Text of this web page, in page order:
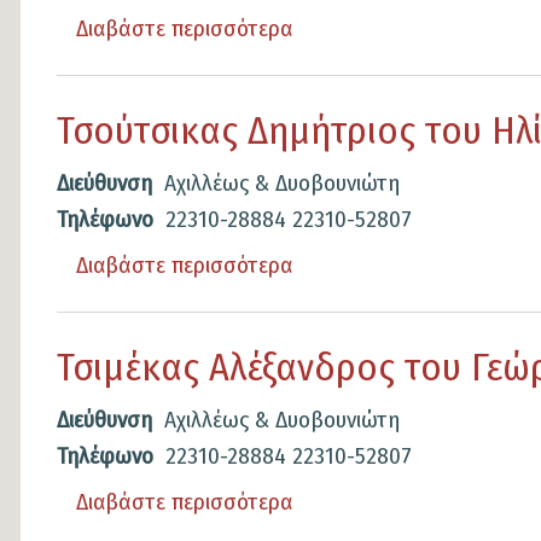
Διαβάστε περισσότερα
Λεωνίδας
του
Βασίλειος
Τσούτσικας Δημήτριος του
Διεύθυνση Αχιλλέως & Δυοβουνιώτη
Τηλέφωνο 22310-28884 22310-52807
Διαβάστε περισσότερα
Δημήτριος
του
Ηλίας
Τσιμέκας Αλέξανδρος του
Διεύθυνση Αχιλλέως & Δυοβουνιώτη
Τηλέφωνο 22310-28884 22310-52807
Διαβάστε περισσότερα